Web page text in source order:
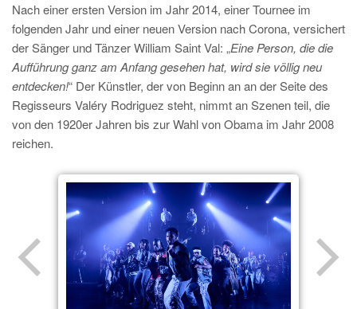
Nach einer ersten Version im Jahr 2014, einer Tournee im
folgenden Jahr und einer neuen Version nach Corona, versichert
der Sänger und Tänzer William Saint Val: „Eine Person, die die
Aufführung ganz am Anfang gesehen hat, wird sie völlig neu
entdecken!“ Der Künstler, der von Beginn an an der Seite des
Regisseurs Valéry Rodriguez steht, nimmt an Szenen teil, die
von den 1920er Jahren bis zur Wahl von Obama im Jahr 2008
reichen.